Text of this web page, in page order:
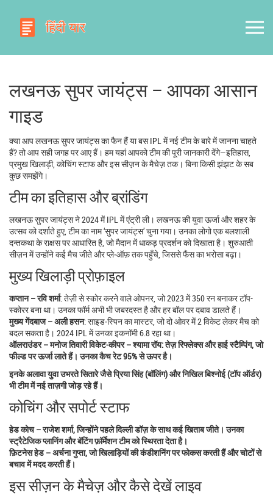
लखनऊ सुपर जायंट्स – आपका आसान
गाइड
क्या आप लखनऊ सुपर जायंट्स का फैन हैं या बस IPL में नई टीम के बारे में जानना चाहते
हैं? तो आप सही जगह पर आए हैं। हम यहां आपको टीम की पूरी जानकारी देंगे—इतिहास,
प्रमुख खिलाड़ी, कोचिंग स्टाफ और इस सीज़न के मैचेज़ तक। बिना किसी झंझट के सब
कुछ समझेंगे।
टीम का इतिहास और ब्रांडिंग
लखनऊ सुपर जायंट्स ने 2024 में IPL में एंट्री ली। लखनऊ की युवा ऊर्जा और शहर के
उत्सव को दर्शाते हुए, टीम का नाम ‘सुपर जायंट्स’ चुना गया। उनका लोगो एक बलशाली
दन्तकथा के राक्षस पर आधारित है, जो मैदान में धाकड़ प्रदर्शन को दिखाता है। शुरुआती
सीज़न में उन्होंने कई मैच जीते और प्ले‑ऑफ़ तक पहुँचे, जिससे फैंस का भरोसा बढ़ा।
मुख्य खिलाड़ी प्रोफ़ाइल
कप्तान – रवि शर्मा: तेज़ी से स्कोर करने वाले ओपनर, जो 2023 में 350 रन बनाकर टॉप-
स्कोरर बना था। उनका फॉर्म अभी भी जबरदस्त है और हर बॉल पर दबाव डालते हैं।
मुख्य गेंदबाज – अली हसन: साइड‑स्पिन का मास्टर, जो दो ओवर में 2 विकेट लेकर मैच को
बदल सकता है। 2024 IPL में उनका इकनॉमी 6.8 रहा था।
ऑलराउंडर – मनोज तिवारीविकेट‑कीपर – श्यामा रॉय: तेज़ रिफ्लेक्स और हाई स्टैम्पिंग, जो
फील्ड पर ऊर्जा लाते हैं। उनका कैच रेट 95% से ऊपर है।
इनके अलावा युवा उभरते सितारे जैसे प्रिया सिंह (बॉलिंग) और निखिल बिश्नोई (टॉप ऑर्डर)
भी टीम में नई ताज़गी जोड़ रहे हैं।
कोचिंग और सपोर्ट स्टाफ
हेड कोच – राजेश शर्मा, जिन्होंने पहले दिल्ली डॉज़ के साथ कई खिताब जीते। उनका
स्ट्रैटेजिक प्लानिंग और बॅटिंग फ़ॉर्मेशन टीम को स्थिरता देता है।
फ़िटनेस हेड – अर्चना गुप्ता, जो खिलाड़ियों की कंडीशनिंग पर फोकस करती हैं और चोटों से
बचाव में मदद करती हैं।
इस सीज़न के मैचेज़ और कैसे देखें लाइव